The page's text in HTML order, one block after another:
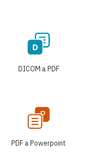
DICOM a PDF
PDF a Powerpoint